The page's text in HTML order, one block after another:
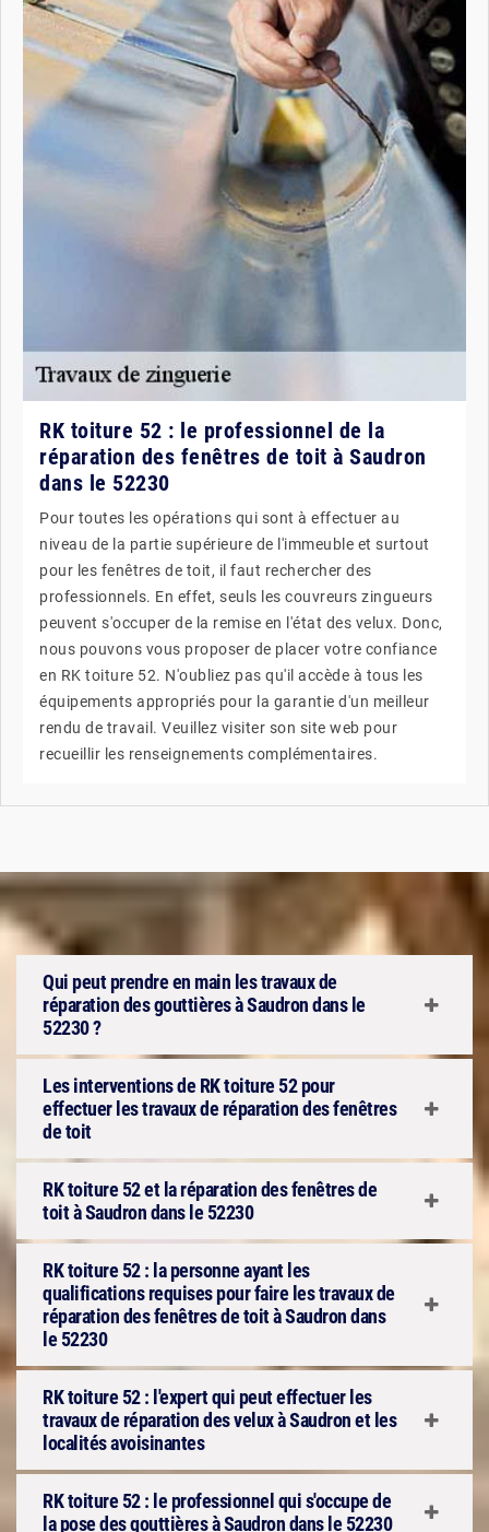
RK toiture 52 : le professionnel de la
réparation des fenêtres de toit à Saudron
dans le 52230
Pour toutes les opérations qui sont à effectuer au
niveau de la partie supérieure de l'immeuble et surtout
pour les fenêtres de toit, il faut rechercher des
professionnels. En effet, seuls les couvreurs zingueurs
peuvent s'occuper de la remise en l'état des velux. Donc,
nous pouvons vous proposer de placer votre confiance
en RK toiture 52. N'oubliez pas qu'il accède à tous les
équipements appropriés pour la garantie d'un meilleur
rendu de travail. Veuillez visiter son site web pour
recueillir les renseignements complémentaires.
Qui peut prendre en main les travaux de
réparation des gouttières à Saudron dans le
52230 ?
Les interventions de RK toiture 52 pour
effectuer les travaux de réparation des fenêtres
de toit
RK toiture 52 et la réparation des fenêtres de
toit à Saudron dans le 52230
RK toiture 52 : la personne ayant les
qualifications requises pour faire les travaux de
réparation des fenêtres de toit à Saudron dans
le 52230
RK toiture 52 : l'expert qui peut effectuer les
travaux de réparation des velux à Saudron et les
localités avoisinantes
RK toiture 52 : le professionnel qui s'occupe de
la pose des gouttières à Saudron dans le 52230